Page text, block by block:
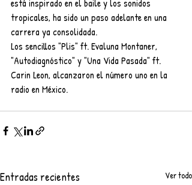
está inspirado en el baile y los sonidos
tropicales, ha sido un paso adelante en una
carrera ya consolidada.
Los sencillos "Plis" ft. Evaluna Montaner,
"Autodiagnóstico" y "Una Vida Pasada" ft.
Carin Leon, alcanzaron el número uno en la
radio en México.
Entradas recientes Ver todo